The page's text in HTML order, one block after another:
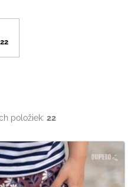
22
položiek: 22